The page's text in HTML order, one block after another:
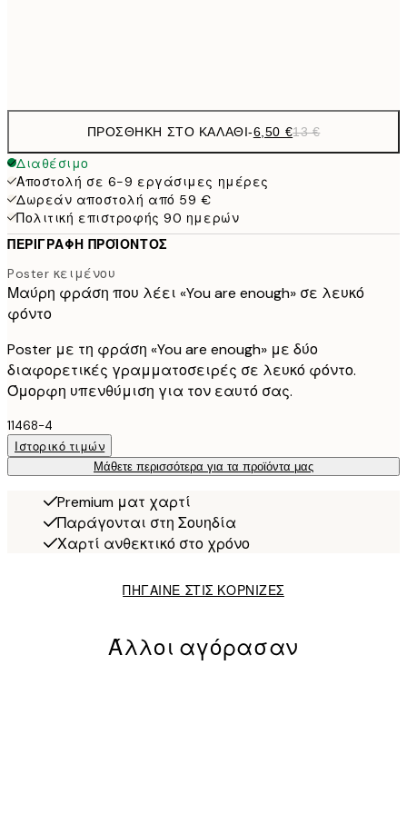
ΠΡΟΣΘΉΚΗ ΣΤΟ ΚΑΛΆΘΙ-6,50 €13 €
Διαθέσιμο
Αποστολή σε 6-9 εργάσιμες ημέρες
Δωρεάν αποστολή από 59 €
Πολιτική επιστροφής 90 ημερών
ΠΕΡΙΓΡΑΦΉ ΠΡΟΪΌΝΤΟΣ
Poster κειμένου
Μαύρη φράση που λέει «You are enough» σε λευκό
φόντο
Poster με τη φράση «You are enough» με δύο
διαφορετικές γραμματοσειρές σε λευκό φόντο.
Όμορφη υπενθύμιση για τον εαυτό σας.
11468-4
Ιστορικό τιμών
Μάθετε περισσότερα για τα προϊόντα μας
Premium ματ χαρτί
Παράγονται στη Σουηδία
Χαρτί ανθεκτικό στο χρόνο
ΠΗΓΑΙΝΕ ΣΤΙΣ ΚΟΡΝΙΖΕΣ
Άλλοι αγόρασαν